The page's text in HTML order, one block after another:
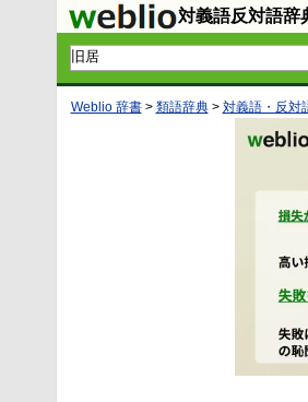
対義語反対語辞
Weblio 辞書> 類語辞典> 対義語・反対